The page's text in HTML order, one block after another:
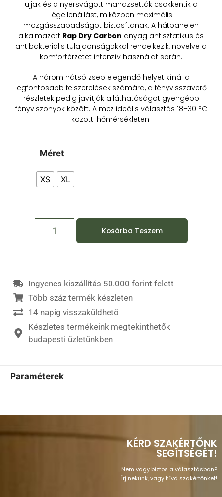
ujjak és a nyersvágott mandzsetták csökkentik a
légellenállást, miközben maximális
mozgásszabadságot biztosítanak. A hátpanelen
alkalmazott Rap Dry Carbon anyag antisztatikus és
antibakteriális tulajdonságokkal rendelkezik, növelve a
komfortérzetet intenzív használat során.
A három hátsó zseb elegendő helyet kínál a
legfontosabb felszerelések számára, a fényvisszaverő
részletek pedig javítják a láthatóságot gyengébb
fényviszonyok között. A mez ideális választás 18–30 °C
közötti hőmérsékleten.
Méret
XS XL
Kosárba Teszem
Ingyenes kiszállítás 50.000 forint felett
Több száz termék készleten
14 napig visszaküldhető
Készletes termékeink megtekinthetők
budapesti üzletünkben
Paraméterek
KÉRD SZAKÉRTŐNK
SEGÍTSÉGÉT!
Nem vagy biztos a választásban?
Írj nekünk, vagy hívd szakértőnket!